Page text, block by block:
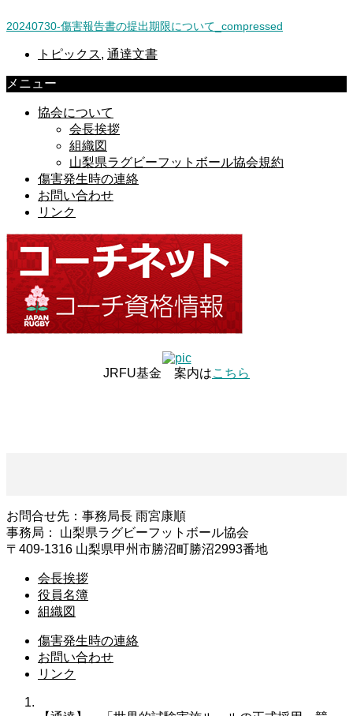
20240730-傷害報告書の提出期限について_compressed
トピックス, 通達文書
メニュー
協会について
会長挨拶
組織図
山梨県ラグビーフットボール協会規約
傷害発生時の連絡
お問い合わせ
リンク
JRFU基金 案内はこちら
お問合せ先：事務局長 雨宮康順
事務局： 山梨県ラグビーフットボール協会
〒409-1316 山梨県甲州市勝沼町勝沼2993番地
会長挨拶
役員名簿
組織図
傷害発生時の連絡
お問い合わせ
リンク